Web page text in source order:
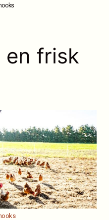
en frisk